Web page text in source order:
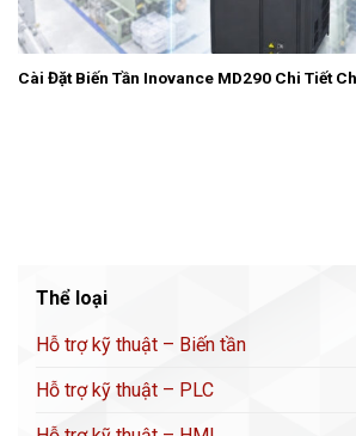
Cài Đặt Biến Tần Inovance MD290 Chi Tiết
Thể loại
Hỗ trợ kỹ thuật – Biến tần
Hỗ trợ kỹ thuật – PLC